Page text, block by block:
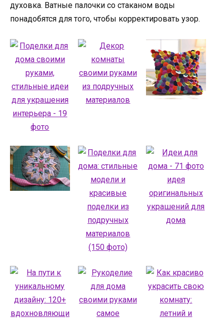
духовка. Ватные палочки со стаканом воды
понадобятся для того, чтобы корректировать узор.